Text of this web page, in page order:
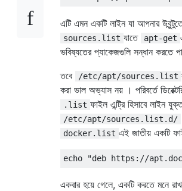
এটি এমন একটি লাইন যা আপনার
sources.list যাতে apt-get
ভবিষ্যতের প্যাকেজগুলি সন্ধান করতে
তবে
/etc/apt/sources.list
করা ভাল অভ্যাস নয় । পরিবর্তে
.list ফাইল এন্ট্রি হিসাবে লাইন
/etc/apt/sources.list.d/
docker.list এই জাতীয় একটি
একবার হয়ে গেলে, একটি করতে মনে